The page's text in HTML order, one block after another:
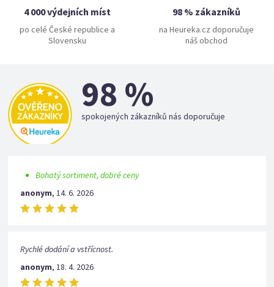
4 000 výdejních míst
po celé České republice a
Slovensku
98 % zákazníků
na Heureka.cz doporučuje
náš obchod
98 %
spokojených zákazníků nás doporučuje
Bohatý sortiment, dobré ceny
anonym,14. 6. 2026
Rychlé dodání a vstřícnost.
anonym,18. 4. 2026